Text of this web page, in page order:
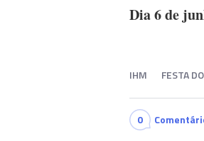
Dia 6 de
IHM FESTA
0